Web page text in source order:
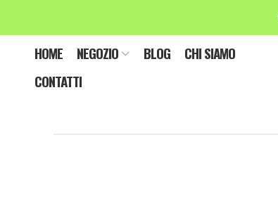
HOME NEGOZIO BLOG
CHI SIAMO
CONTATTI
download-apple-store.svg